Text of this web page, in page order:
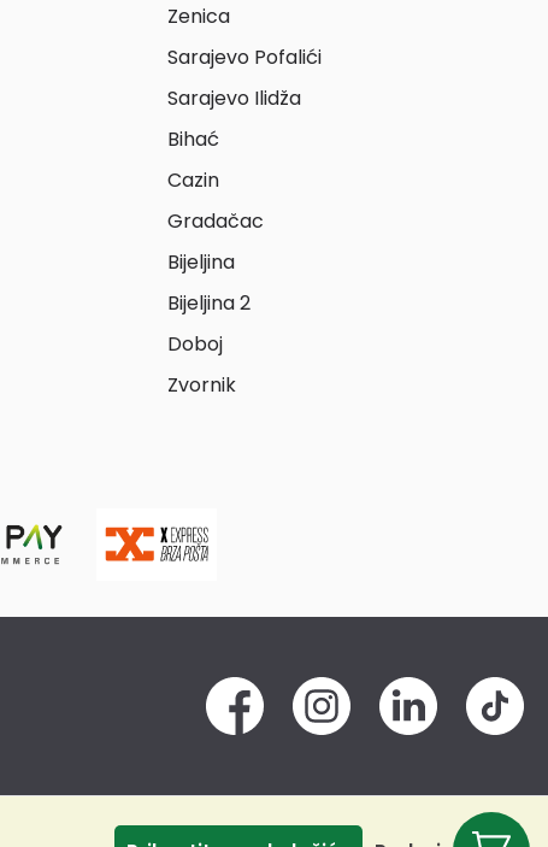
Zenica
Sarajevo Pofalići
Sarajevo Ilidža
Bihać
Cazin
Gradačac
Bijeljina
Bijeljina 2
Doboj
Zvornik